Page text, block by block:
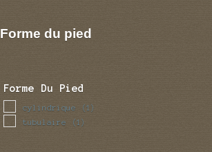
Forme du pied
Forme Du Pied
cylindrique (1)
tubulaire (1)